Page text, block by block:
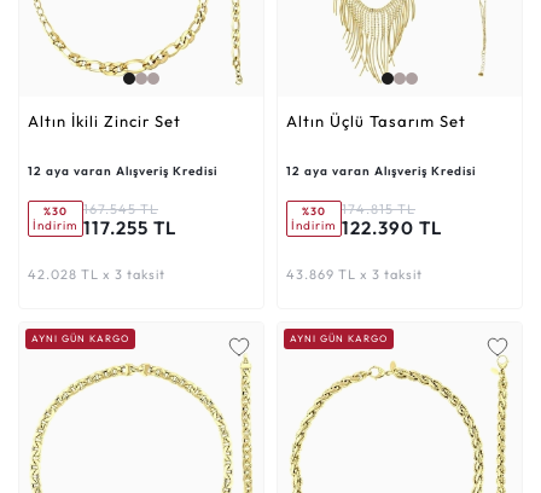
Altın İkili Zincir Set
12 aya varan Alışveriş Kredisi
%30
İndirim
167.545 TL
117.255 TL
42.028 TL x 3 taksit
Altın Üçlü Tasarım Set
12 aya varan Alışveriş Kredisi
%30
İndirim
174.815 TL
122.390 TL
43.869 TL x 3 taksit
AYNI GÜN KARGO AYNI GÜN KARGO